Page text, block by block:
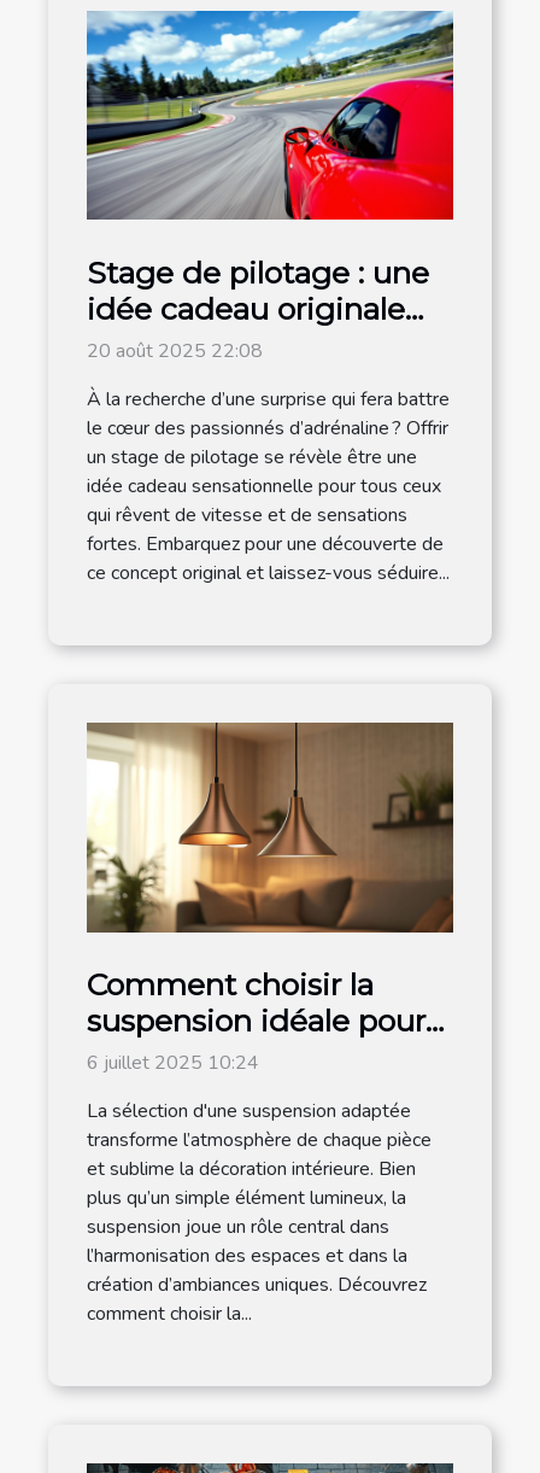
Stage de pilotage : une
idée cadeau originale
pour les amateurs de
vitesse
20 août 2025 22:08
À la recherche d’une surprise qui fera battre
le cœur des passionnés d’adrénaline ? Offrir
un stage de pilotage se révèle être une
idée cadeau sensationnelle pour tous ceux
qui rêvent de vitesse et de sensations
fortes. Embarquez pour une découverte de
ce concept original et laissez-vous séduire...
Comment choisir la
suspension idéale pour
chaque espace de votre
maison ?
6 juillet 2025 10:24
La sélection d'une suspension adaptée
transforme l’atmosphère de chaque pièce
et sublime la décoration intérieure. Bien
plus qu’un simple élément lumineux, la
suspension joue un rôle central dans
l’harmonisation des espaces et dans la
création d’ambiances uniques. Découvrez
comment choisir la...